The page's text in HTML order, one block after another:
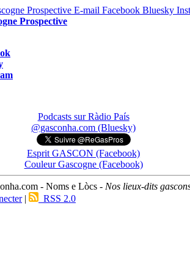
Prospective
Podcasts sur Ràdio País
@gasconha.com (Bluesky)
Esprit GASCON (Facebook)
Couleur Gascogne (Facebook)
- Noms e Lòcs - Nos lieux-dits
| RSS 2.0